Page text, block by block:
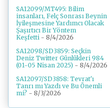
SA12099/MT495: Bilim
insanları, Felç Sonrası Beynin
İyileşmesine Yardımcı Olacak
Şaşırtıcı Bir Yöntem
Keşfetti - 8/4/2026
SA12098/SD3859: Seçkin
Deniz Twitter Günlükleri 984
(01-05 Nisan 2025) - 8/4/2026
SA12097/SD3858: Tevrat'ı
Tanrı mı Yazdı ve Bu Önemli
mi? - 8/3/2026